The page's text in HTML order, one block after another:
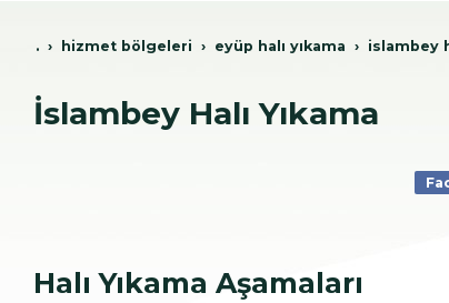
. hi̇zmet bölgeleri̇ eyüp hali yikama i̇slambey
İslambey Halı Yıkama
Halı Yıkama Aşamaları